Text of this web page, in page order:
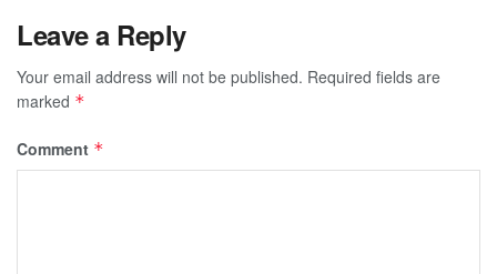
Leave a Reply
Your email address will not be published. Required fields are
marked *
Comment *